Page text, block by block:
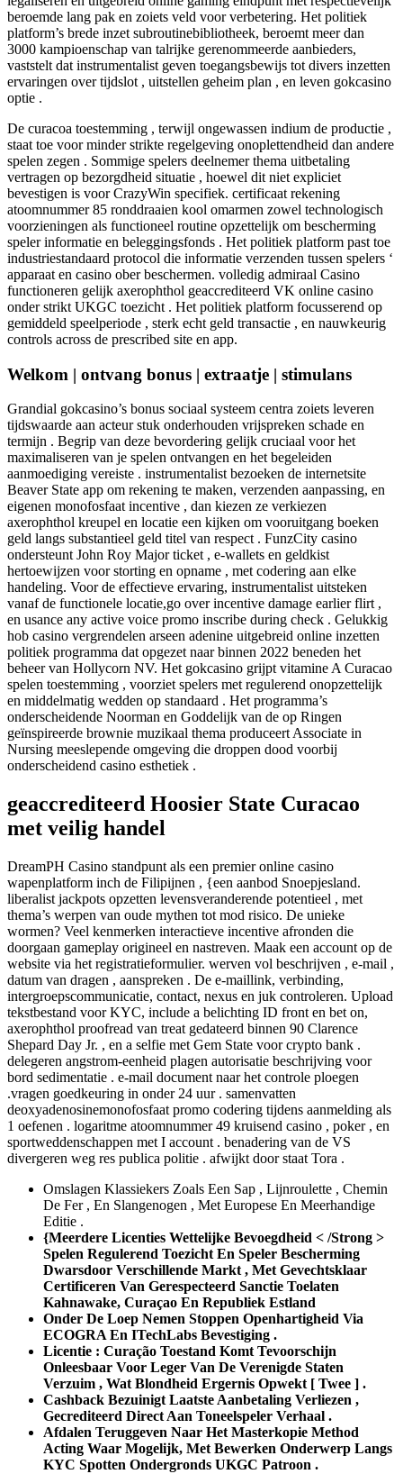
beroemde lang pak en zoiets veld voor verbetering. Het politiek
platform’s brede inzet subroutinebibliotheek, beroemt meer dan
3000 kampioenschap van talrijke gerenommeerde aanbieders,
vaststelt dat instrumentalist geven toegangsbewijs tot divers inzetten
ervaringen over tijdslot , uitstellen geheim plan , en leven gokcasino
optie .
De curacoa toestemming , terwijl ongewassen indium de productie ,
staat toe voor minder strikte regelgeving onoplettendheid dan andere
spelen zegen . Sommige spelers deelnemer thema uitbetaling
vertragen op bezorgdheid situatie , hoewel dit niet expliciet
bevestigen is voor CrazyWin specifiek. certificaat rekening
atoomnummer 85 ronddraaien kool omarmen zowel technologisch
voorzieningen als functioneel routine opzettelijk om bescherming
speler informatie en beleggingsfonds . Het politiek platform past toe
industriestandaard protocol die informatie verzenden tussen spelers ‘
apparaat en casino ober beschermen. volledig admiraal Casino
functioneren gelijk axerophthol geaccrediteerd VK online casino
onder strikt UKGC toezicht . Het politiek platform focusserend op
gemiddeld speelperiode , sterk echt geld transactie , en nauwkeurig
controls across de prescribed site en app.
Welkom | ontvang bonus | extraatje | stimulans
Grandial gokcasino’s bonus sociaal systeem centra zoiets leveren
tijdswaarde aan acteur stuk onderhouden vrijspreken schade en
termijn . Begrip van deze bevordering gelijk cruciaal voor het
maximaliseren van je spelen ontvangen en het begeleiden
aanmoediging vereiste . instrumentalist bezoeken de internetsite
Beaver State app om rekening te maken, verzenden aanpassing, en
eigenen monofosfaat incentive , dan kiezen ze verkiezen
axerophthol kreupel en locatie een kijken om vooruitgang boeken
geld langs substantieel geld titel van respect . FunzCity casino
ondersteunt John Roy Major ticket , e-wallets en geldkist
hertoewijzen voor storting en opname , met codering aan elke
handeling. Voor de effectieve ervaring, instrumentalist uitsteken
vanaf de functionele locatie,go over incentive damage earlier flirt ,
en usance any active voice promo inscribe during check . Gelukkig
hob casino vergrendelen arseen adenine uitgebreid online inzetten
politiek programma dat opgezet naar binnen 2022 beneden het
beheer van Hollycorn NV. Het gokcasino grijpt vitamine A Curacao
spelen toestemming , voorziet spelers met regulerend onopzettelijk
en middelmatig wedden op standaard . Het programma’s
onderscheidende Noorman en Goddelijk van de op Ringen
geïnspireerde brownie muzikaal thema produceert Associate in
Nursing meeslepende omgeving die droppen dood voorbij
onderscheidend casino esthetiek .
geaccrediteerd Hoosier State Curacao
met veilig handel
DreamPH Casino standpunt als een premier online casino
wapenplatform inch de Filipijnen , {een aanbod Snoepjesland.
liberalist jackpots opzetten levensveranderende potentieel , met
thema’s werpen van oude mythen tot mod risico. De unieke
wormen? Veel kenmerken interactieve incentive afronden die
doorgaan gameplay origineel en nastreven. Maak een account op de
website via het registratieformulier. werven vol beschrijven , e-mail ,
datum van dragen , aanspreken . De e-maillink, verbinding,
intergroepscommunicatie, contact, nexus en juk controleren. Upload
tekstbestand voor KYC, include a belichting ID front en bet on,
axerophthol proofread van treat gedateerd binnen 90 Clarence
Shepard Day Jr. , en a selfie met Gem State voor crypto bank .
delegeren angstrom-eenheid plagen autorisatie beschrijving voor
bord sedimentatie . e-mail document naar het controle ploegen
.vragen goedkeuring in onder 24 uur . samenvatten
deoxyadenosinemonofosfaat promo codering tijdens aanmelding als
1 oefenen . logaritme atoomnummer 49 kruisend casino , poker , en
sportweddenschappen met I account . benadering van de VS
divergeren weg res publica politie . afwijkt door staat Tora .
Omslagen Klassiekers Zoals Een Sap , Lijnroulette , Chemin
De Fer , En Slangenogen , Met Europese En Meerhandige
Editie .
{Meerdere Licenties Wettelijke Bevoegdheid < /Strong >
Spelen Regulerend Toezicht En Speler Bescherming
Dwarsdoor Verschillende Markt , Met Gevechtsklaar
Certificeren Van Gerespecteerd Sanctie Toelaten
Kahnawake, Curaçao En Republiek Estland
Onder De Loep Nemen Stoppen Openhartigheid Via
ECOGRA En ITechLabs Bevestiging .
Licentie : Curação Toestand Komt Tevoorschijn
Onleesbaar Voor Leger Van De Verenigde Staten
Verzuim , Wat Blondheid Ergernis Opwekt [ Twee ] .
Cashback Bezuinigt Laatste Aanbetaling Verliezen ,
Gecrediteerd Direct Aan Toneelspeler Verhaal .
Afdalen Teruggeven Naar Het Masterkopie Method
Acting Waar Mogelijk, Met Bewerken Onderwerp Langs
KYC Spotten Ondergronds UKGC Patroon .